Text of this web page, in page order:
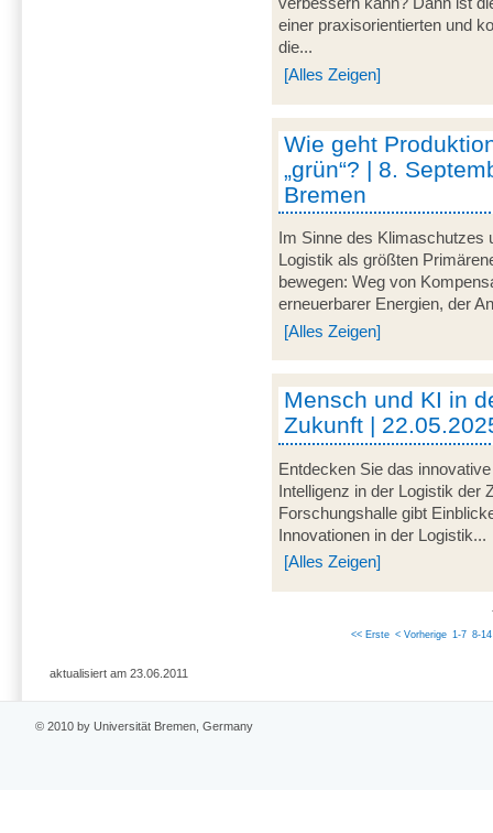
verbessern kann? Dann ist
einer praxisorientierten und
die...
[Alles Zeigen]
Wie geht
„grün“? | 8.
Bremen
Im Sinne des Klimaschutzes
Logistik als größten
bewegen: Weg von
erneuerbarer Energien, der
[Alles Zeigen]
Mensch und KI in
Zukunft |
Entdecken Sie das
Intelligenz in der Logistik der
Forschungshalle gibt
Innovationen in der Logistik...
[Alles Zeigen]
<< Erste < Vorherige 1-7 8-14
aktualisiert am 23.06.2011
© 2010 by Universität Bremen, Germany